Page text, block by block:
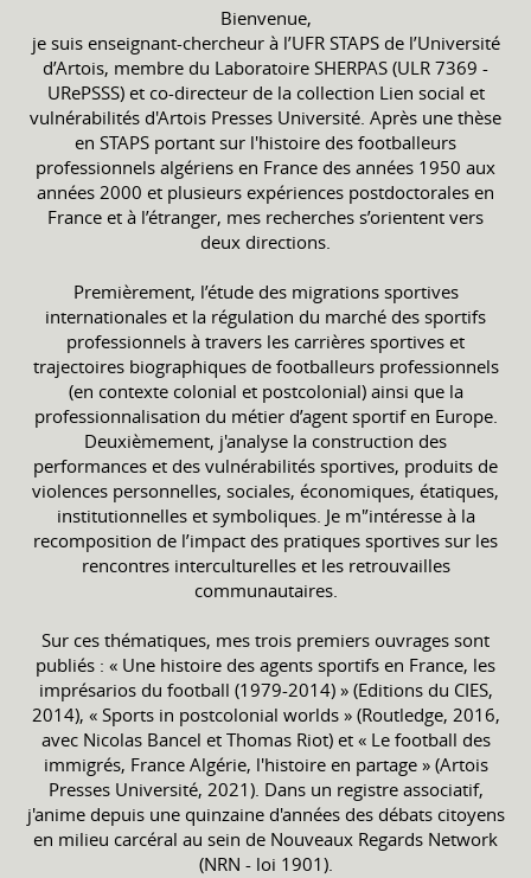
Bienvenue,
je suis enseignant-chercheur à l’UFR STAPS de l’Université
d’Artois, membre du Laboratoire SHERPAS (ULR 7369 -
URePSSS) et co-directeur de la collection Lien social et
vulnérabilités d'Artois Presses Université. Après une thèse
en STAPS portant sur l'histoire des footballeurs
professionnels algériens en France des années 1950 aux
années 2000 et plusieurs expériences postdoctorales en
France et à l’étranger, mes recherches s’orientent vers
deux directions.
Premièrement, l’étude des migrations sportives
internationales et la régulation du marché des sportifs
professionnels à travers les carrières sportives et
trajectoires biographiques de footballeurs professionnels
(en contexte colonial et postcolonial) ainsi que la
professionnalisation du métier d’agent sportif en Europe.
Deuxièmement, j'analyse la construction des
performances et des vulnérabilités sportives, produits de
violences personnelles, sociales, économiques, étatiques,
institutionnelles et symboliques. Je m'’intéresse à la
recomposition de l’impact des pratiques sportives sur les
rencontres interculturelles et les retrouvailles
communautaires.
Sur ces thématiques, mes trois premiers ouvrages sont
publiés : « Une histoire des agents sportifs en France, les
imprésarios du football (1979-2014) » (Editions du CIES,
2014), « Sports in postcolonial worlds » (Routledge, 2016,
avec Nicolas Bancel et Thomas Riot) et « Le football des
immigrés, France Algérie, l'histoire en partage » (Artois
Presses Université, 2021). Dans un registre associatif,
j'anime depuis une quinzaine d'années des débats citoyens
en milieu carcéral au sein de Nouveaux Regards Network
(NRN - loi 1901).